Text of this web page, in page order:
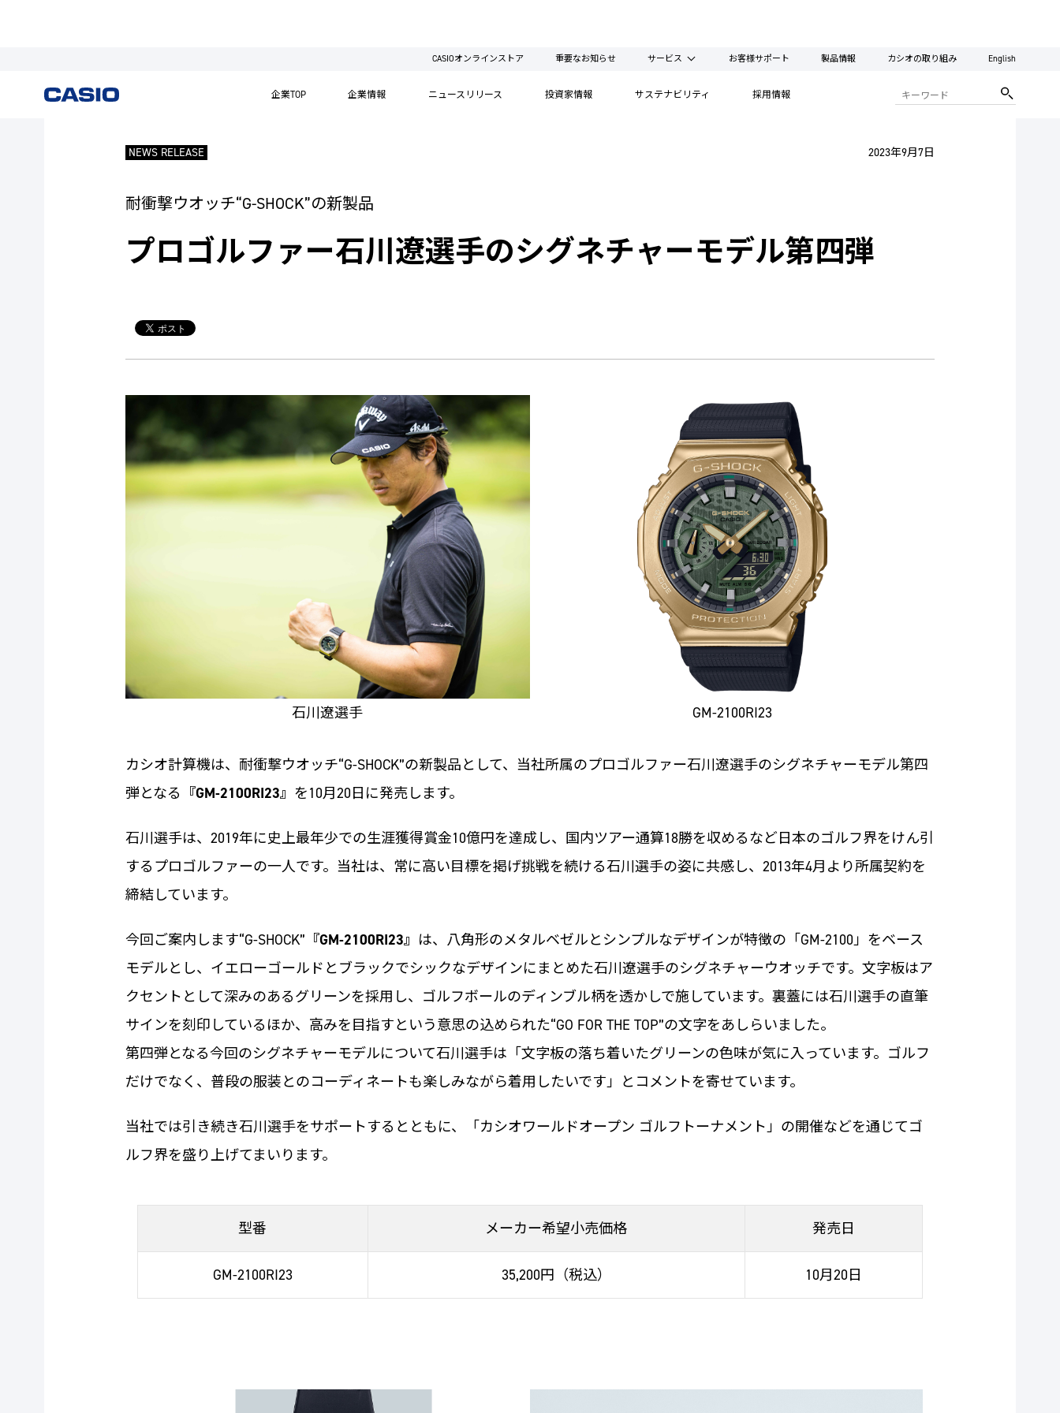
CASIOオンラインストア 重要なお知らせ サービス お客様サポート 製品情報 カシオの取り組み English
企業TOP 企業情報 ニュースリリース 投資家情報 サステナビリティ 採用情報
NEWS RELEASE 2023年9月7日
耐衝撃ウオッチ“G-SHOCK”の新製品
プロゴルファー石川遼選手のシグネチャーモデル第四弾
石川遼選手 GM-2100RI23
カシオ計算機は、耐衝撃ウオッチ“G-SHOCK”の新製品として、当社所属のプロゴルファー石川遼選手のシグネチャーモデル第四
弾となる 『GM-2100RI23』 を10月20日に発売します。
石川選手は、2019年に史上最年少での生涯獲得賞金10億円を達成し、国内ツアー通算18勝を収めるなど日本のゴルフ界をけん引
するプロゴルファーの一人です。当社は、常に高い目標を掲げ挑戦を続ける石川選手の姿に共感し、2013年4月より所属契約を
締結しています。
今回ご案内します“G-SHOCK” 『GM-2100RI23』 は、八角形のメタルベゼルとシンプルなデザインが特徴の「GM-2100」をベース
モデルとし、イエローゴールドとブラックでシックなデザインにまとめた石川遼選手のシグネチャーウオッチです。文字板はア
クセントとして深みのあるグリーンを採用し、ゴルフボールのディンブル柄を透かしで施しています。裏蓋には石川選手の直筆
サインを刻印しているほか、高みを目指すという意思の込められた“GO FOR THE TOP”の文字をあしらいました。
第四弾となる今回のシグネチャーモデルについて石川選手は「文字板の落ち着いたグリーンの色味が気に入っています。ゴルフ
だけでなく、普段の服装とのコーディネートも楽しみながら着用したいです」とコメントを寄せています。
当社では引き続き石川選手をサポートするとともに、「カシオワールドオープン ゴルフトーナメント」の開催などを通じてゴ
ルフ界を盛り上げてまいります。
型番 メーカー希望小売価格 発売日
GM-2100RI23 35,200円（税込） 10月20日